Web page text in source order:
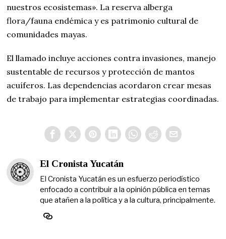
nuestros ecosistemas». La reserva alberga
flora/fauna endémica y es patrimonio cultural de
comunidades mayas.
El llamado incluye acciones contra invasiones, manejo
sustentable de recursos y protección de mantos
acuíferos. Las dependencias acordaron crear mesas
de trabajo para implementar estrategias coordinadas.
El Cronista Yucatán
El Cronista Yucatán es un esfuerzo periodístico
enfocado a contribuir a la opinión pública en temas
que atañen a la política y a la cultura, principalmente.